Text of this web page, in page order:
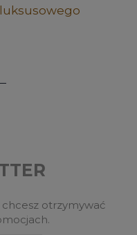
chcesz otrzymywać